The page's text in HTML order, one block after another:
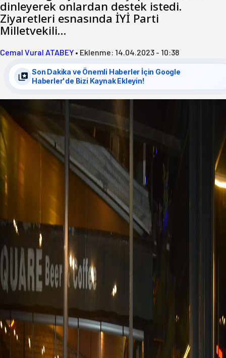
dinleyerek onlardan destek istedi.
Ziyaretleri esnasında İYİ Parti
Milletvekili…
Cemal Vural ATABEY • Eklenme: 14.04.2023 - 10:38
Son Dakika ve Önemli Haberler İçin Google
Haberler'de Bizi Kaynak Ekleyin!